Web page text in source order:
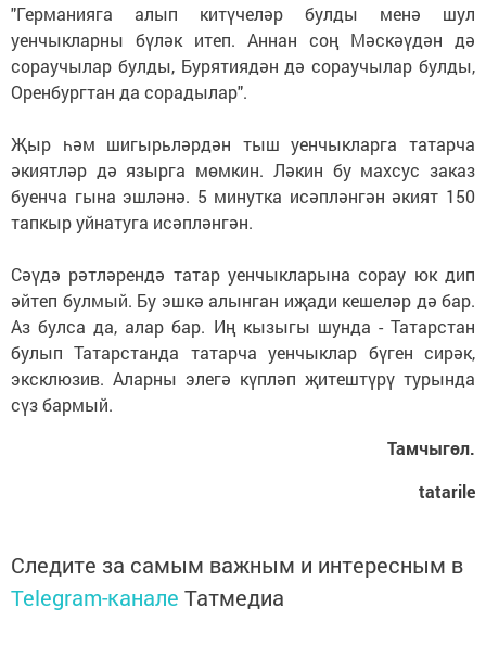
"Германияга алып китүчеләр булды менә шул
уенчыкларны бүләк итеп. Аннан соң Мәскәүдән дә
сораучылар булды, Бурятиядән дә сораучылар булды,
Оренбургтан да сорадылар".
Җыр һәм шигырьләрдән тыш уенчыкларга татарча
әкиятләр дә язырга мөмкин. Ләкин бу махсус заказ
буенча гына эшләнә. 5 минутка исәпләнгән әкият 150
тапкыр уйнатуга исәпләнгән.
Сәүдә рәтләрендә татар уенчыкларына сорау юк дип
әйтеп булмый. Бу эшкә алынган иҗади кешеләр дә бар.
Аз булса да, алар бар. Иң кызыгы шунда - Татарстан
булып Татарстанда татарча уенчыклар бүген сирәк,
эксклюзив. Аларны элегә күпләп җитештүрү турында
сүз бармый.
Тамчыгөл.
tatarile
Следите за самым важным и интересным в
Telegram-канале Татмедиа